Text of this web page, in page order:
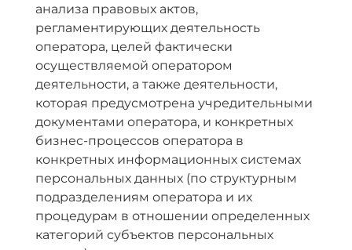
анализа правовых актов,
регламентирующих деятельность
оператора, целей фактически
осуществляемой оператором
деятельности, а также деятельности,
которая предусмотрена учредительными
документами оператора, и конкретных
бизнес-процессов оператора в
конкретных информационных системах
персональных данных (по структурным
подразделениям оператора и их
процедурам в отношении определенных
категорий субъектов персональных